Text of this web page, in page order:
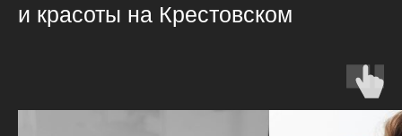
и красоты на Крестовском